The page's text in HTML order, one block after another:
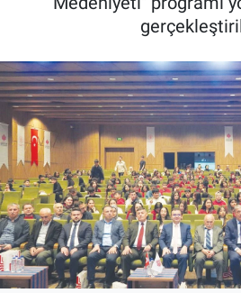
KÜLTÜR - SANAT